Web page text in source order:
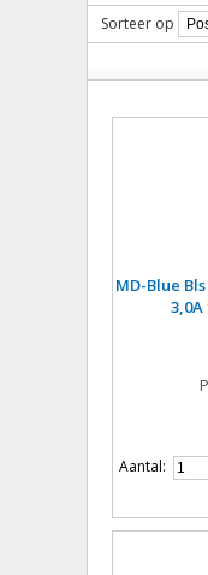
Sorteer op
MD-Blue
3,0A
Aantal: